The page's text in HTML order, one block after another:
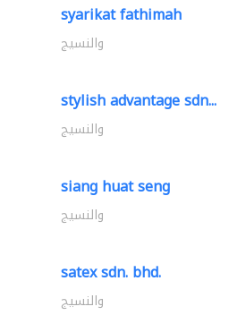
syarikat fathimah
والنسيج
stylish advantage sdn...
والنسيج
siang huat seng
والنسيج
satex sdn. bhd.
والنسيج